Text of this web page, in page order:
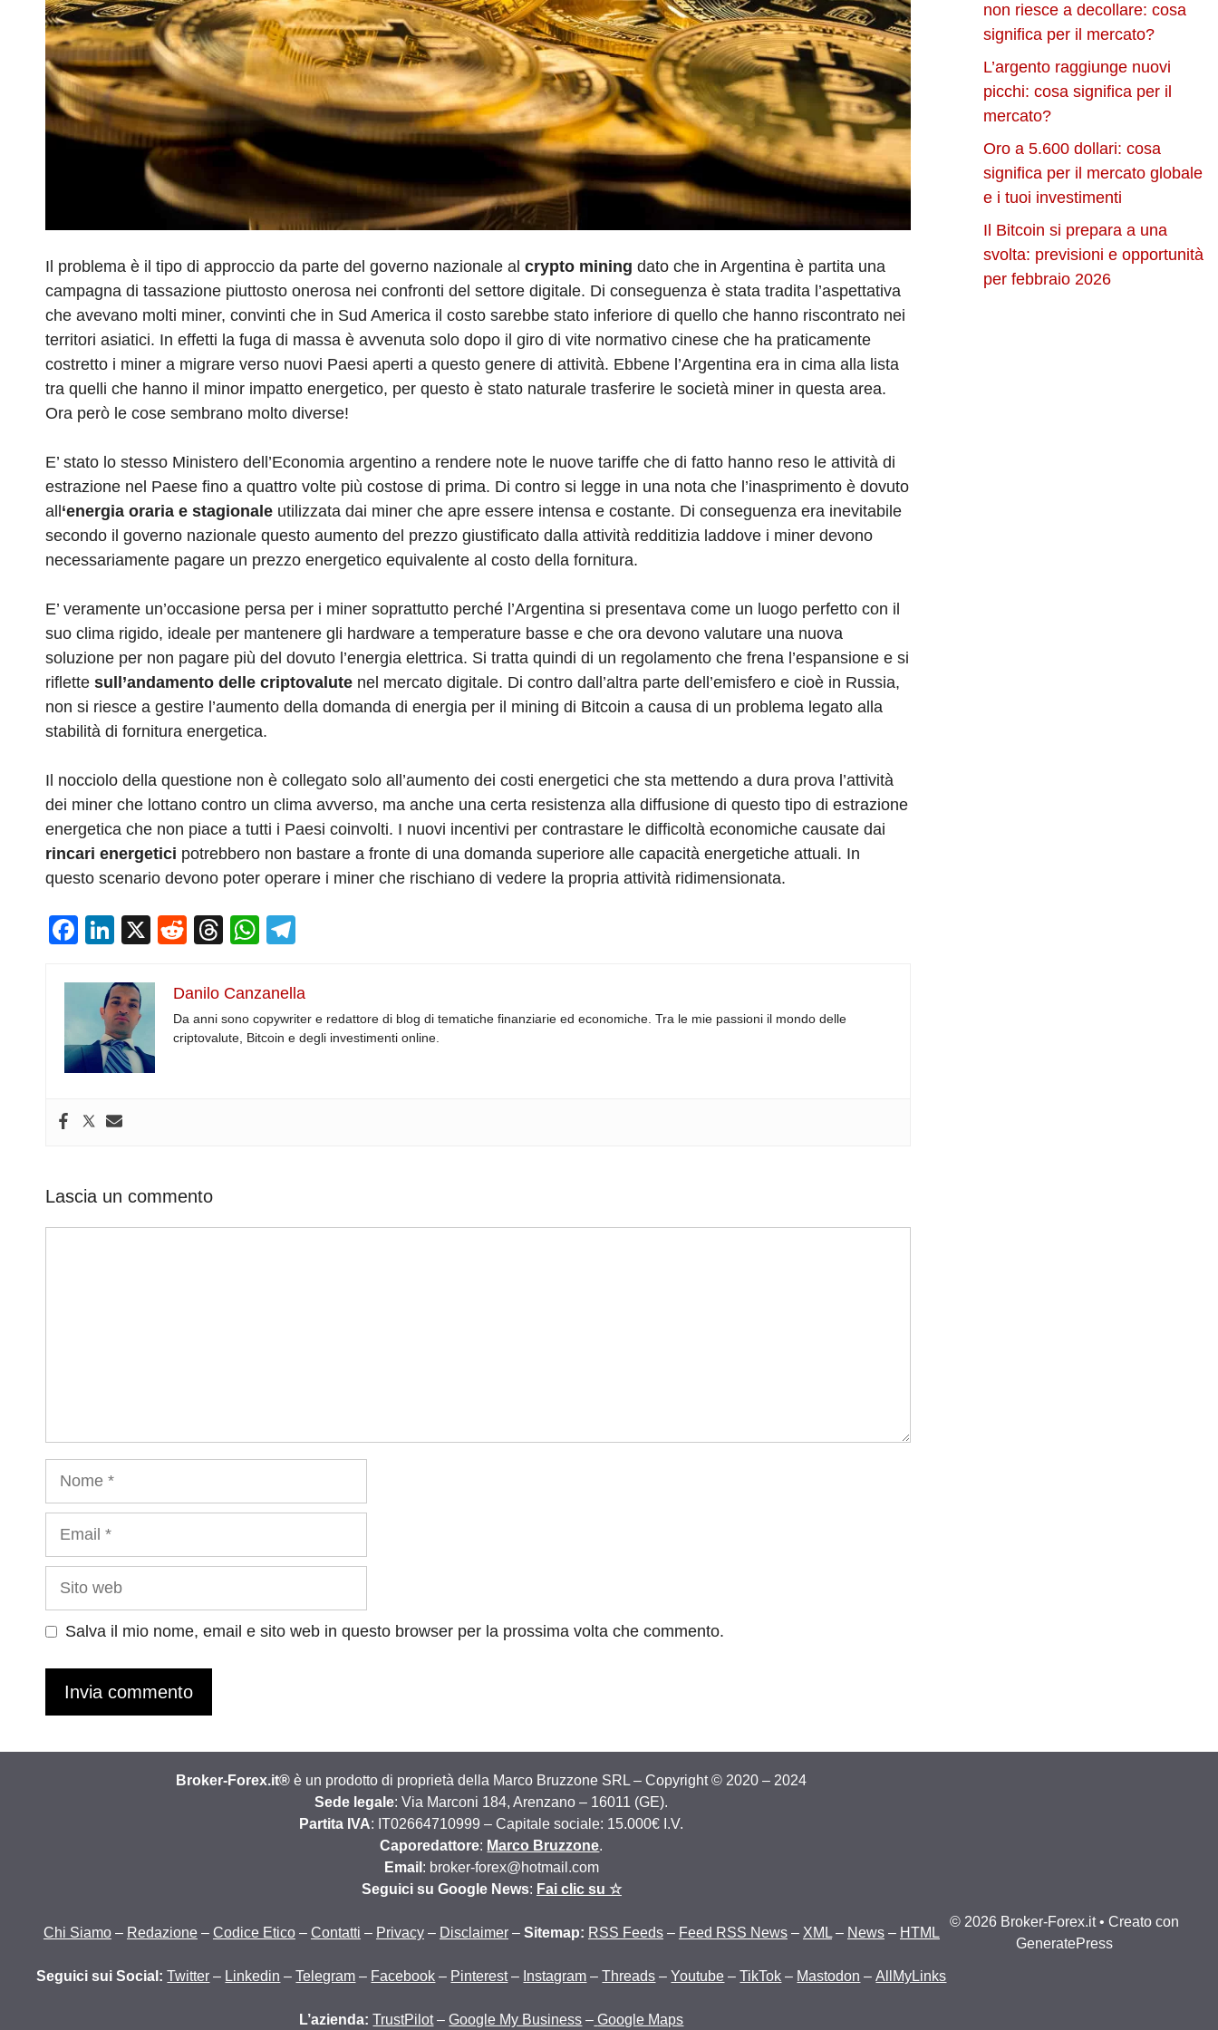
Il problema è il tipo di approccio da parte del governo nazionale al crypto mining dato che in Argentina è partita una
campagna di tassazione piuttosto onerosa nei confronti del settore digitale. Di conseguenza è stata tradita l’aspettativa
che avevano molti miner, convinti che in Sud America il costo sarebbe stato inferiore di quello che hanno riscontrato nei
territori asiatici. In effetti la fuga di massa è avvenuta solo dopo il giro di vite normativo cinese che ha praticamente
costretto i miner a migrare verso nuovi Paesi aperti a questo genere di attività. Ebbene l’Argentina era in cima alla lista
tra quelli che hanno il minor impatto energetico, per questo è stato naturale trasferire le società miner in questa area.
Ora però le cose sembrano molto diverse!
E’ stato lo stesso Ministero dell’Economia argentino a rendere note le nuove tariffe che di fatto hanno reso le attività di
estrazione nel Paese fino a quattro volte più costose di prima. Di contro si legge in una nota che l’inasprimento è dovuto
all‘energia oraria e stagionale utilizzata dai miner che apre essere intensa e costante. Di conseguenza era inevitabile
secondo il governo nazionale questo aumento del prezzo giustificato dalla attività redditizia laddove i miner devono
necessariamente pagare un prezzo energetico equivalente al costo della fornitura.
E’ veramente un’occasione persa per i miner soprattutto perché l’Argentina si presentava come un luogo perfetto con il
suo clima rigido, ideale per mantenere gli hardware a temperature basse e che ora devono valutare una nuova
soluzione per non pagare più del dovuto l’energia elettrica. Si tratta quindi di un regolamento che frena l’espansione e si
riflette sull’andamento delle criptovalute nel mercato digitale. Di contro dall’altra parte dell’emisfero e cioè in Russia,
non si riesce a gestire l’aumento della domanda di energia per il mining di Bitcoin a causa di un problema legato alla
stabilità di fornitura energetica.
Il nocciolo della questione non è collegato solo all’aumento dei costi energetici che sta mettendo a dura prova l’attività
dei miner che lottano contro un clima avverso, ma anche una certa resistenza alla diffusione di questo tipo di estrazione
energetica che non piace a tutti i Paesi coinvolti. I nuovi incentivi per contrastare le difficoltà economiche causate dai
rincari energetici potrebbero non bastare a fronte di una domanda superiore alle capacità energetiche attuali. In
questo scenario devono poter operare i miner che rischiano di vedere la propria attività ridimensionata.
F
c
e
b
o
k
Li
k
e
dI
n
X
R
d
di
t
T
e
a
d
W
at
s
A
e
gr
a
Danilo Canzanella
Da anni sono copywriter e redattore di blog di tematiche finanziarie ed economiche. Tra le mie passioni il mondo delle
criptovalute, Bitcoin e degli investimenti online.
Lascia un commento
Salva il mio nome, email e sito web in questo browser per la prossima volta che commento.
non riesce a decollare: cosa
significa per il mercato?
L’argento raggiunge nuovi
picchi: cosa significa per il
mercato?
Oro a 5.600 dollari: cosa
significa per il mercato globale
e i tuoi investimenti
Il Bitcoin si prepara a una
svolta: previsioni e opportunità
per febbraio 2026
Broker-Forex.it® è un prodotto di proprietà della Marco Bruzzone SRL – Copyright © 2020 – 2024
Sede legale: Via Marconi 184, Arenzano – 16011 (GE).
Partita IVA: IT02664710999 – Capitale sociale: 15.000€ I.V.
Caporedattore: Marco Bruzzone.
Email : broker-forex@hotmail.com
Seguici su Google News: Fai clic su ☆
Chi Siamo– Redazione– Codice Etico– Contatti – Privacy– Disclaimer– Sitemap: RSS Feeds– Feed RSS News– XML– News– HTML
Seguici sui Social: Twitter – Linkedin –Telegram – Facebook – Pinterest– Instagram –Threads –Youtube –TikTok – Mastodon –AllMyLinks
L’azienda: TrustPilot–Google My Business – Google Maps
© 2026 Broker-Forex.it• Creato con
GeneratePress